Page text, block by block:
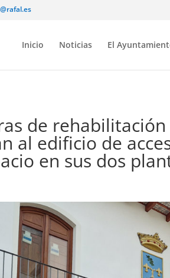
Inicio Noticias El
de
al edificio de
en sus dos